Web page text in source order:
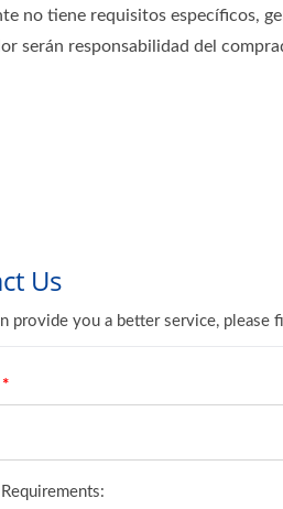
no tiene requisitos específicos,
serán responsabilidad del